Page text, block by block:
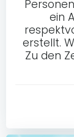
ein
erstellt.
Zu den